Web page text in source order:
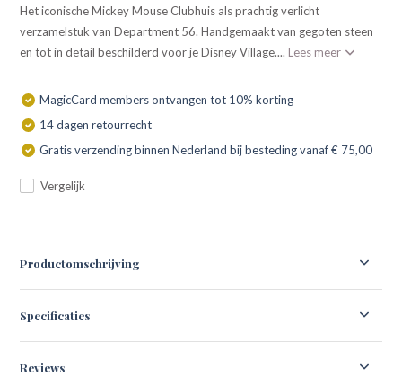
Het iconische Mickey Mouse Clubhuis als prachtig verlicht
verzamelstuk van Department 56. Handgemaakt van gegoten steen
en tot in detail beschilderd voor je Disney Village.... Lees meer
MagicCard members ontvangen tot 10% korting
14 dagen retourrecht
Gratis verzending binnen Nederland bij besteding vanaf € 75,00
Vergelijk
Productomschrijving
Specificaties
Reviews